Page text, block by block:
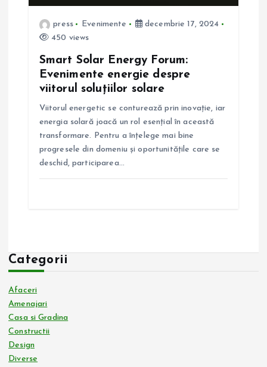
press Evenimente
decembrie 17, 2024
450 views
Smart Solar Energy Forum:
Evenimente energie despre
viitorul soluțiilor solare
Viitorul energetic se conturează prin inovație, iar
energia solară joacă un rol esențial în această
transformare. Pentru a înțelege mai bine
progresele din domeniu și oportunitățile care se
deschid, participarea…
Categorii
Afaceri
Amenajari
Casa si Gradina
Constructii
Design
Diverse